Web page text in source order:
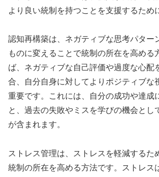
より良い統制を持つことを支援するため
認知再構築は、ネガティブな思考パター
ものに変えることで統制の所在を高める
ば、ネガティブな自己評価や過度な心配
合、自分自身に対してよりポジティブな
重要です。これには、自分の成功や達成
と、過去の失敗やミスを学びの機会とし
が含まれます。
ストレス管理は、ストレスを軽減するた
統制の所在を高める方法です。ストレス